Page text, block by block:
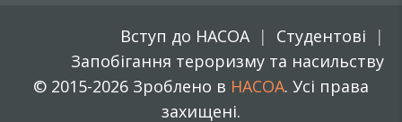
Вступ до НАСОА
Студентові
Запобігання тероризму та насильству
© 2015-2026 Зроблено в НАСОА. Усі права
захищені.